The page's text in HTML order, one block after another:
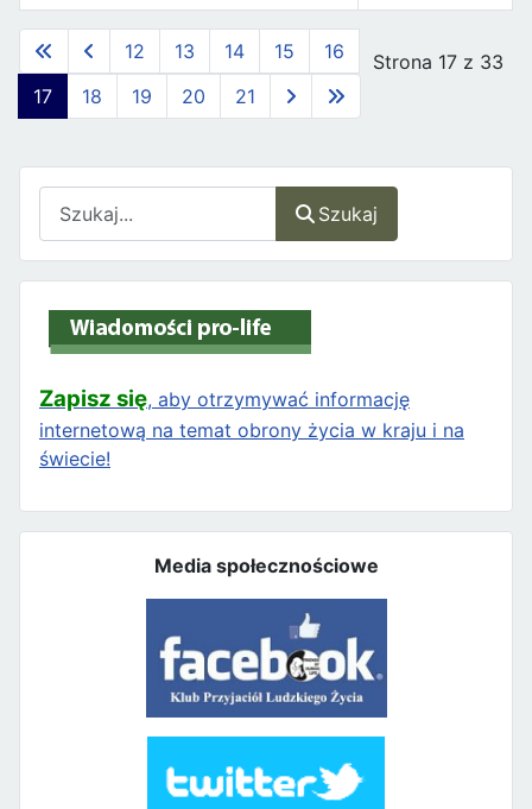
Szukaj
Zapisz się, aby otrzymywać informację
internetową na temat obrony życia w kraju i na
świecie!
Media społecznościowe
Spis artykułów
Strona 17 z 33
12 13 14 15
16
17
18 19 20 21